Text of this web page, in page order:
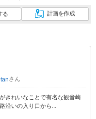
る 計画を作成
さん
きれいなことで有名な観音崎
沿いの入り口から ...